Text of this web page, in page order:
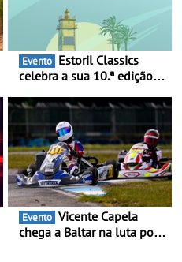
Evento
celebra a sua 10.ª edição
2026
Evento
chega a Baltar na luta por